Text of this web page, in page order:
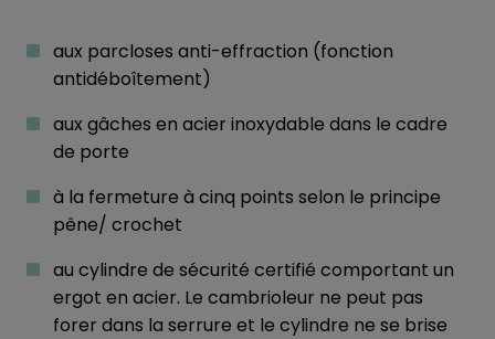
aux parcloses anti-effraction (fonction
antidéboîtement)
aux gâches en acier inoxydable dans le cadre
de porte
à la fermeture à cinq points selon le principe
pêne/ crochet
au cylindre de sécurité certifié comportant un
ergot en acier. Le cambrioleur ne peut pas
forer dans la serrure et le cylindre ne se brise